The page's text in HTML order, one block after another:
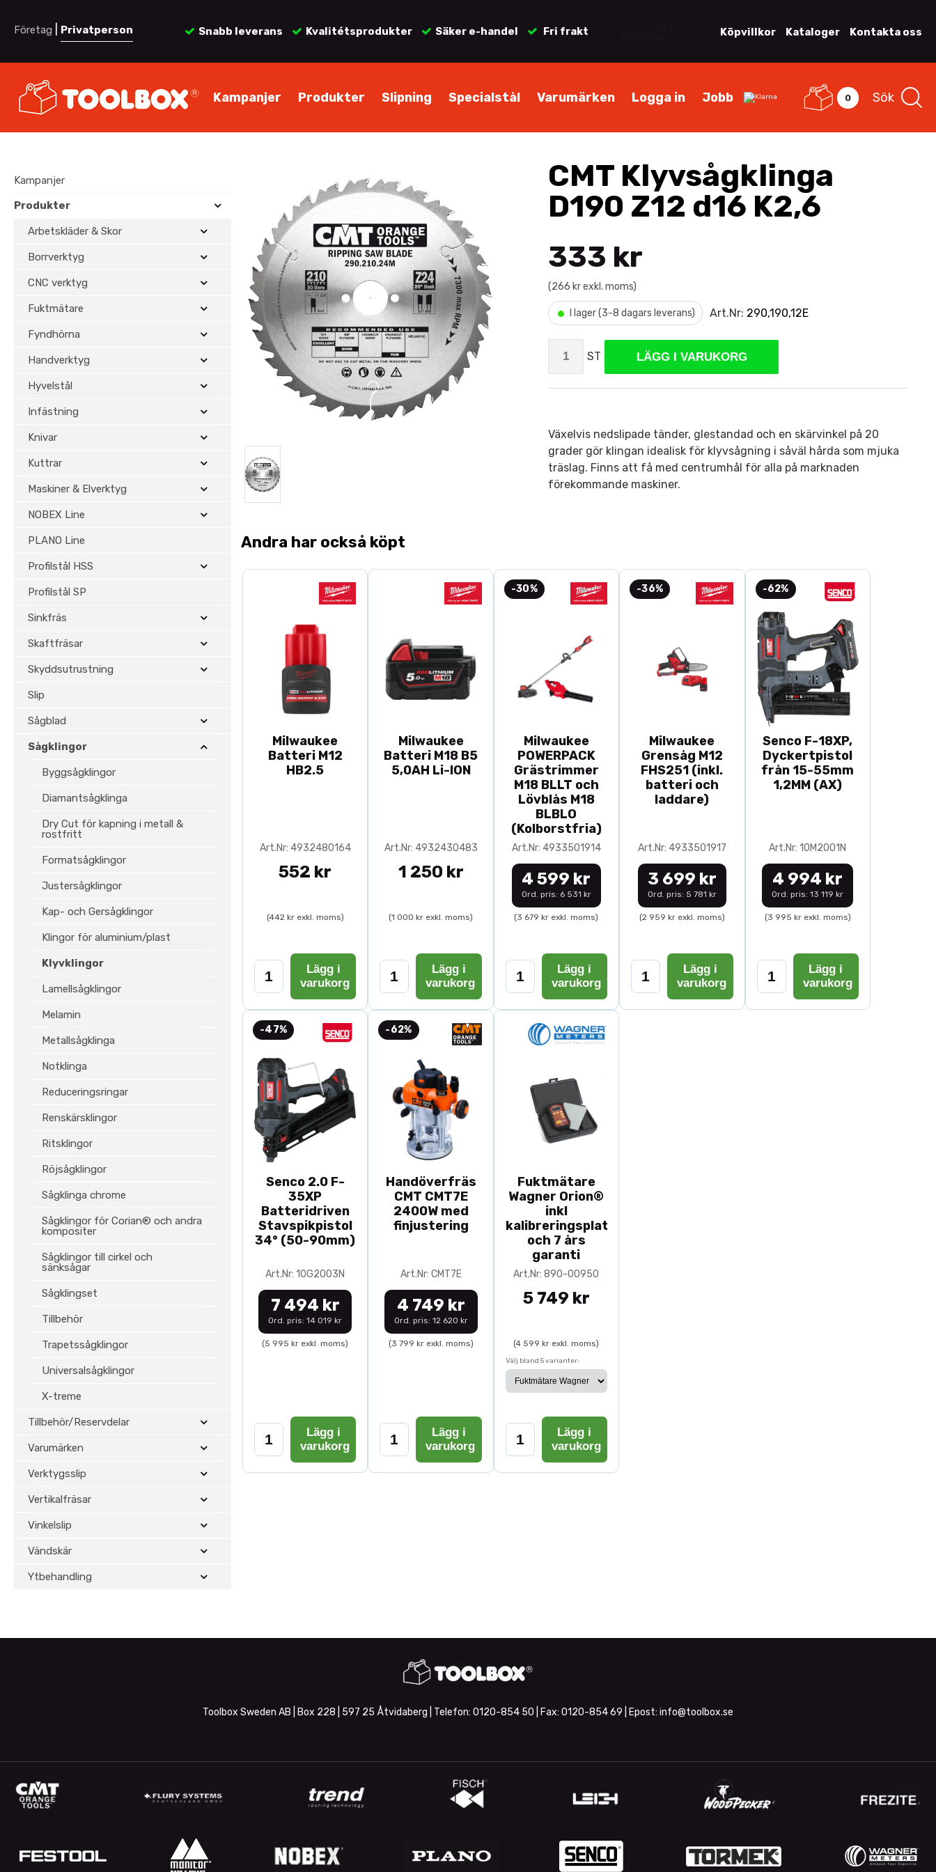
Företag Privatperson Snabb leverans Kvalitétsprodukter Säker e-handel Fri frakt Köpvillkor Kataloger Kontakta oss
Kampanjer Produkter Slipning Specialstål Varumärken Logga in Jobb 0 Sök
Kampanjer
Produkter
Arbetskläder & Skor
Borrverktyg
CNC verktyg
Fuktmätare
Fyndhörna
Handverktyg
Hyvelstål
Infästning
Knivar
Kuttrar
Maskiner & Elverktyg
NOBEX Line
PLANO Line
Profilstål HSS
Profilstål SP
Sinkfräs
Skaftfräsar
Skyddsutrustning
Slip
Sågblad
Sågklingor
Byggsågklingor
Diamantsågklinga
Dry Cut för kapning i metall &
rostfritt
Formatsågklingor
Justersågklingor
Kap- och Gersågklingor
Klingor för aluminium/plast
Klyvklingor
Lamellsågklingor
Melamin
Metallsågklinga
Notklinga
Reduceringsringar
Renskärsklingor
Ritsklingor
Röjsågklingor
Sågklinga chrome
Sågklingor för Corian® och andra
kompositer
Sågklingor till cirkel och
sänksågar
Sågklingset
Tillbehör
Trapetssågklingor
Universalsågklingor
X-treme
Tillbehör/Reservdelar
Varumärken
Verktygsslip
Vertikalfräsar
Vinkelslip
Vändskär
Ytbehandling
CMT Klyvsågklinga
D190 Z12 d16 K2,6
333 kr
(266 kr exkl. moms)
• I lager (3-8 dagars leverans) Art.Nr: 290,190,12E
ST LÄGG I VARUKORG
Växelvis nedslipade tänder, glestandad och en skärvinkel på 20
grader gör klingan idealisk för klyvsågning i såväl hårda som mjuka
träslag. Finns att få med centrumhål för alla på marknaden
förekommande maskiner.
Andra har också köpt
Milwaukee
Batteri M12
HB2.5
Art.Nr: 4932480164
552 kr
(442 kr exkl. moms)
Lägg i
varukorg
Milwaukee
Batteri M18 B5
5,0AH Li-ION
Art.Nr: 4932430483
1 250 kr
(1 000 kr exkl. moms)
Lägg i
varukorg
-30%
Milwaukee
POWERPACK
Grästrimmer
M18 BLLT och
Lövblås M18
BLBLO
(Kolborstfria)
Art.Nr: 4933501914
4 599 kr
Ord. pris: 6 531 kr
(3 679 kr exkl. moms)
Lägg i
varukorg
-36%
Milwaukee
Grensåg M12
FHS251 (inkl.
batteri och
laddare)
Art.Nr: 4933501917
3 699 kr
Ord. pris: 5 781 kr
(2 959 kr exkl. moms)
Lägg i
varukorg
-62%
Senco F-18XP,
Dyckertpistol
från 15-55mm
1,2MM (AX)
Art.Nr: 10M2001N
4 994 kr
Ord. pris: 13 119 kr
(3 995 kr exkl. moms)
Lägg i
varukorg
-47%
Senco 2.0 F-
35XP
Batteridriven
Stavspikpistol
34° (50-90mm)
Art.Nr: 10G2003N
7 494 kr
Ord. pris: 14 019 kr
(5 995 kr exkl. moms)
Lägg i
varukorg
-62%
Handöverfräs
CMT CMT7E
2400W med
finjustering
Art.Nr: CMT7E
4 749 kr
Ord. pris: 12 620 kr
(3 799 kr exkl. moms)
Lägg i
varukorg
Fuktmätare
Wagner Orion®
inkl
kalibreringsplatta
och 7 års
garanti
Art.Nr: 890-00950
5 749 kr
(4 599 kr exkl. moms)
Välj bland 5 varianter:
Lägg i
varukorg
Toolbox Sweden AB | Box 228 | 597 25 Åtvidaberg | Telefon: 0120-854 50 | Fax: 0120-854 69 | Epost: info@toolbox.se